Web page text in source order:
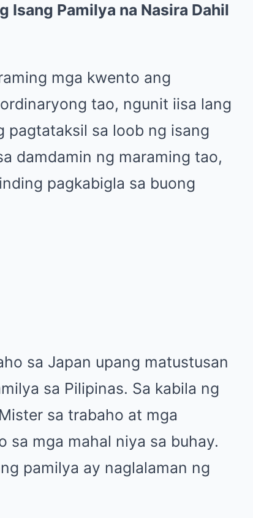
Isang Pamilya na Nasira Dahil
mga kwento ang
tao, ngunit iisa lang
sa loob ng isang
damdamin ng maraming tao,
pagkabigla sa buong
sa Japan upang matustusan
sa Pilipinas. Sa kabila ng
sa trabaho at mga
sa mga mahal niya sa buhay.
pamilya ay naglalaman ng